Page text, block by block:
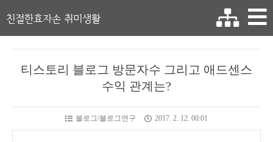
친절한효자손 취미생활
티스토리 블로그 방문자수 그리고 애드센스
수익 관계는?
블로그/블로그연구 2017. 2. 12. 00:01